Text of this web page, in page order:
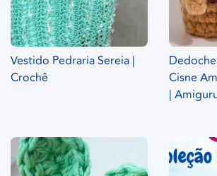
Vestido Pedraria Sereia |
Crochê
Cisne
|